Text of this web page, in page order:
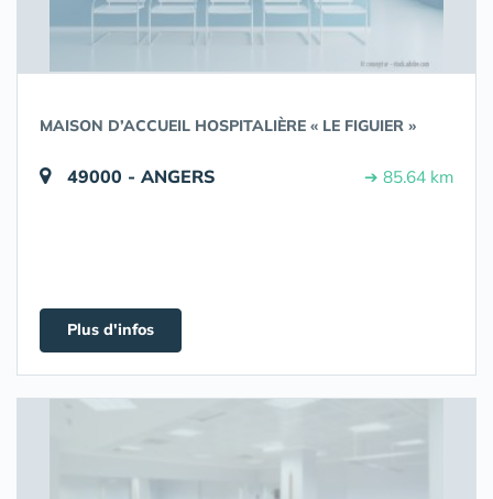
MAISON D’ACCUEIL HOSPITALIÈRE « LE FIGUIER »
49000 - ANGERS ➔ 85.64 km
Plus d'infos